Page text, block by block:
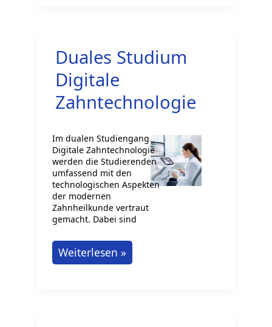
für
2026
Duales Studium
Digitale
Zahntechnologie
Im dualen Studiengang
Digitale Zahntechnologie
werden die Studierenden
umfassend mit den
technologischen Aspekten
der modernen
Zahnheilkunde vertraut
gemacht. Dabei sind
Duales
Studium
Weiterlesen »